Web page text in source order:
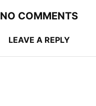
NO COMMENTS
LEAVE A REPLY